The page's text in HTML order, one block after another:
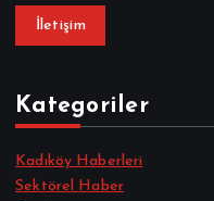
İletişim
Kategoriler
Kadıköy Haberleri
Sektörel Haber